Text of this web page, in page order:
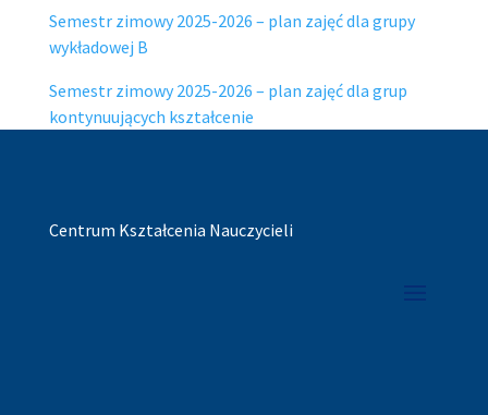
Semestr zimowy 2025-2026 – plan zajęć dla grupy
wykładowej B
Semestr zimowy 2025-2026 – plan zajęć dla grup
kontynuujących kształcenie
Centrum Kształcenia Nauczycieli